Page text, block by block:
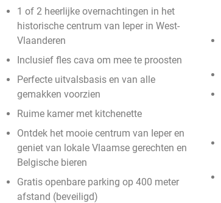
1 of 2 heerlijke overnachtingen in het
historische centrum van Ieper in West-
Vlaanderen
Inclusief fles cava om mee te proosten
Perfecte uitvalsbasis en van alle
gemakken voorzien
Ruime kamer met kitchenette
Ontdek het mooie centrum van Ieper en
geniet van lokale Vlaamse gerechten en
Belgische bieren
Gratis openbare parking op 400 meter
afstand (beveiligd)